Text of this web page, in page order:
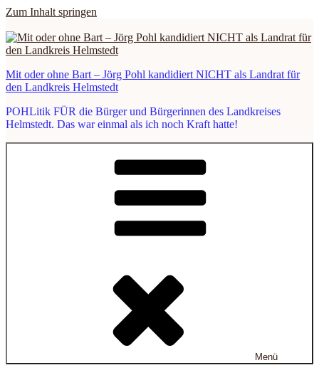
Zum Inhalt springen
Mit oder ohne Bart – Jörg Pohl kandidiert NICHT als Landrat für
den Landkreis Helmstedt
POHLitik FÜR die Bürger und Bürgerinnen des Landkreises
Helmstedt. Das war einmal als ich noch Kraft hatte!
Menü